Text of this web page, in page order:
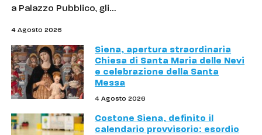
a Palazzo Pubblico, gli…
4 Agosto 2026
Siena, apertura straordinaria
Chiesa di Santa Maria delle Nevi
e celebrazione della Santa
Messa
4 Agosto 2026
Costone Siena, definito il
calendario provvisorio: esordio